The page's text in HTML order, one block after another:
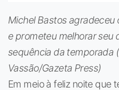
Michel Bastos agradeceu
e prometeu melhorar seu
sequência da temporada
Vassão/Gazeta Press)
Em meio à feliz noite que